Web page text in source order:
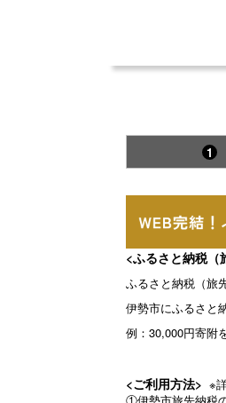
1
<ふるさと納税（
ふるさと納税（旅
伊勢市にふるさと
例：30,000円寄附
<ご利用方法> ※